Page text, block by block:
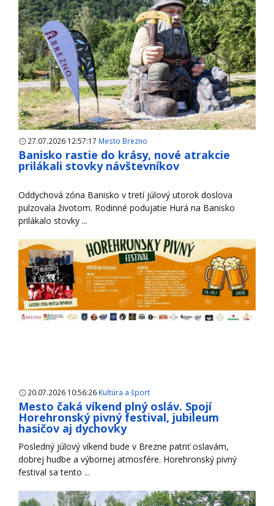
27.07.2026 12:57:17 Mesto Brezno
Banisko rastie do krásy, nové atrakcie
prilákali stovky návštevníkov
Oddychová zóna Banisko v tretí júlový utorok doslova
pulzovala životom. Rodinné podujatie Hurá na Banisko
prilákalo stovky ...
20.07.2026 10:56:26 Kultúra a šport
Mesto čaká víkend plný osláv. Spojí
Horehronský pivný festival, jubileum
hasičov aj dychovky
Posledný júlový víkend bude v Brezne patriť oslavám,
dobrej hudbe a výbornej atmosfére. Horehronský pivný
festival sa tento ...